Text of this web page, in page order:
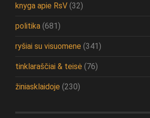
knyga apie RsV (32)
politika (681)
ryšiai su visuomene (341)
tinklaraščiai & teisė (76)
žiniasklaidoje (230)